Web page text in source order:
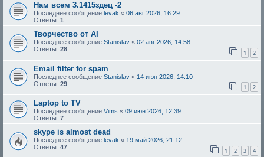
Нам всем 3.1415здец -2
Последнее сообщение levak « 06 авг 2026, 16:29
Ответы: 1
Творчество от AI
Последнее сообщение Stanislav « 02 авг 2026, 14:58
Ответы: 28 1 2
Email filter for spam
Последнее сообщение Stanislav « 14 июн 2026, 14:10
Ответы: 29 1 2
Laptop to TV
Последнее сообщение Vims « 09 июн 2026, 12:39
Ответы: 7
skype is almost dead
Последнее сообщение levak « 19 май 2026, 21:12
Ответы: 47 1 2 3 4